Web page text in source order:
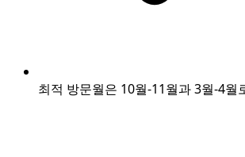
최적 방문월은 10월-11월과 3월-4월